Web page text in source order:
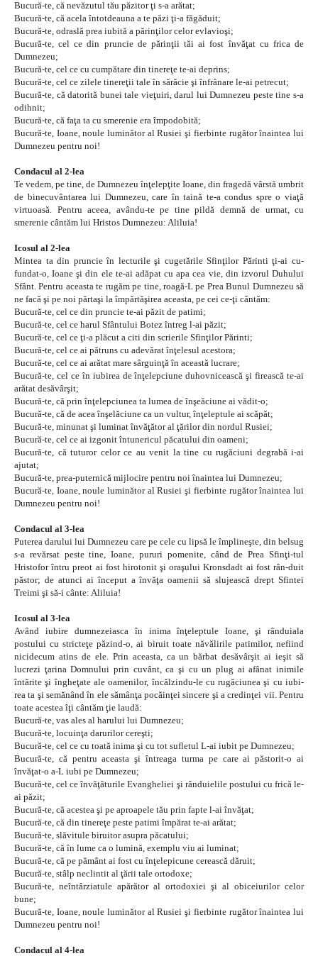
Bucură-te, că nevăzutul tău păzitor ţi s-a arătat;
Bucură-te, că acela întotdeauna a te păzi ţi-a făgăduit;
Bucură-te, odraslă prea iubită a părinţilor celor evlavioşi;
Bucură-te, cel ce din pruncie de părinţii tăi ai fost învăţat cu frica de
Dumnezeu;
Bucură-te, cel ce cu cumpătare din tinereţe te-ai deprins;
Bucură-te, cel ce zilele tinereţii tale în sărăcie şi înfrânare le-ai petrecut;
Bucură-te, că datorită bunei tale vieţuiri, darul lui Dumnezeu peste tine s-a
odihnit;
Bucură-te, că faţa ta cu smerenie era împodobită;
Bucură-te, Ioane, noule luminător al Rusiei şi fierbinte rugător înaintea lui
Dumnezeu pentru noi!
Condacul al 2-lea
Te vedem, pe tine, de Dumnezeu înţelepţite Ioane, din fragedă vârstă umbrit
de binecuvântarea lui Dumnezeu, care în taină te-a condus spre o viaţă
virtuoasă. Pentru aceea, avându-te pe tine pildă demnă de urmat, cu
smerenie cântăm lui Hristos Dumnezeu: Aliluia!
Icosul al 2-lea
Mintea ta din pruncie în lecturile şi cugetările Sfinţilor Părinti ţi-ai cu-
fundat-o, Ioane şi din ele te-ai adăpat cu apa cea vie, din izvorul Duhului
Sfânt. Pentru aceasta te rugăm pe tine, roagă-L pe Prea Bunul Dumnezeu să
ne facă şi pe noi părtaşi la împărtăşirea aceasta, pe cei ce-ţi cântăm:
Bucură-te, cel ce din pruncie te-ai păzit de patimi;
Bucură-te, cel ce harul Sfântului Botez întreg l-ai păzit;
Bucură-te, cel ce ţi-a plăcut a citi din scrierile Sfinţilor Părinti;
Bucură-te, cel ce ai pătruns cu adevărat înţelesul acestora;
Bucură-te, cel ce ai arătat mare sârguinţă în această lucrare;
Bucură-te, cel ce în iubirea de înţelepciune duhovnicească şi firească te-ai
arătat desăvârşit;
Bucură-te, că prin înţelepciunea ta lumea de înşeăciune ai vădit-o;
Bucură-te, că de acea înşelăciune ca un vultur, înţeleptule ai scăpăt;
Bucură-te, minunat şi luminat învăţător al ţărilor din nordul Rusiei;
Bucură-te, cel ce ai izgonit întunericul păcatului din oameni;
Bucură-te, că tuturor celor ce au venit la tine cu rugăciuni degrabă i-ai
ajutat;
Bucură-te, prea-puternică mijlocire pentru noi înaintea lui Dumnezeu;
Bucură-te, Ioane, noule luminător al Rusiei şi fierbinte rugător înaintea lui
Dumnezeu pentru noi!
Condacul al 3-lea
Puterea darului lui Dumnezeu care pe cele cu lipsă le împlineşte, din belsug
s-a revărsat peste tine, Ioane, pururi pomenite, când de Prea Sfinţi-tul
Hristofor întru preot ai fost hirotonit şi oraşului Kronsdadt ai fost rân-duit
păstor; de atunci ai început a învăţa oamenii să slujească drept Sfintei
Treimi şi să-i cânte: Aliluia!
Icosul al 3-lea
Având iubire dumnezeiasca în inima înţeleptule Ioane, şi rânduiala
postului cu stricteţe păzind-o, ai biruit toate năvălirile patimilor, nefiind
nicidecum atins de ele. Prin aceasta, ca un bărbat desăvârşit ai ieşit să
lucrezi ţarina Domnului prin cuvânt, ca şi cu un plug ai afânat inimile
întărite şi îngheţate ale oamenilor, încălzindu-le cu rugăciunea şi cu iubi-
rea ta şi semănând în ele sămânţa pocăinţei sincere şi a credinţei vii. Pentru
toate acestea îţi cântăm ţie laudă:
Bucură-te, vas ales al harului lui Dumnezeu;
Bucură-te, locuinţa darurilor cereşti;
Bucură-te, cel ce cu toată inima şi cu tot sufletul L-ai iubit pe Dumnezeu;
Bucură-te, că pentru aceasta şi întreaga turma pe care ai păstorit-o ai
învăţat-o a-L iubi pe Dumnezeu;
Bucură-te, cel ce învăţăturile Evangheliei şi rânduielile postului cu frică le-
ai păzit;
Bucură-te, că acestea şi pe aproapele tău prin fapte l-ai învăţat;
Bucură-te, că din tinereţe peste patimi împărat te-ai arătat;
Bucură-te, slăvitule biruitor asupra păcatului;
Bucură-te, că în lume ca o lumină, exemplu viu ai luminat;
Bucură-te, că pe pământ ai fost cu înţelepicune cerească dăruit;
Bucură-te, stâlp neclintit al ţării tale ortodoxe;
Bucură-te, neîntârziatule apărător al ortodoxiei şi al obiceiurilor celor
bune;
Bucură-te, Ioane, noule luminător al Rusiei şi fierbinte rugător înaintea lui
Dumnezeu pentru noi!
Condacul al 4-lea